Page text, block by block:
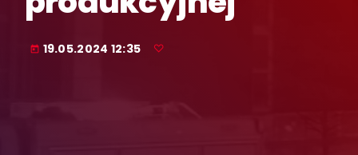
today 19.05.2024 12:35